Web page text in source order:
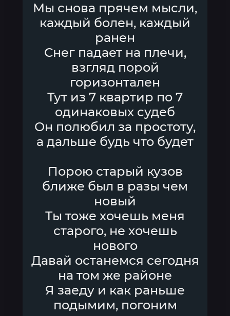
Мы снова прячем мысли,
каждый болен, каждый
ранен
Снег падает на плечи,
взгляд порой
горизонтален
Тут из 7 квартир по 7
одинаковых судеб
Он полюбил за простоту,
а дальше будь что будет
Порою старый кузов
ближе был в разы чем
новый
Ты тоже хочешь меня
старого, не хочешь
нового
Давай останемся сегодня
на том же районе
Я заеду и как раньше
подымим, погоним